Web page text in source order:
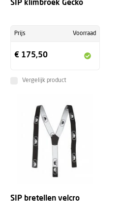
SIP klimbroek Gecko
Prijs Voorraad
€ 175,50
Vergelijk product
SIP bretellen velcro